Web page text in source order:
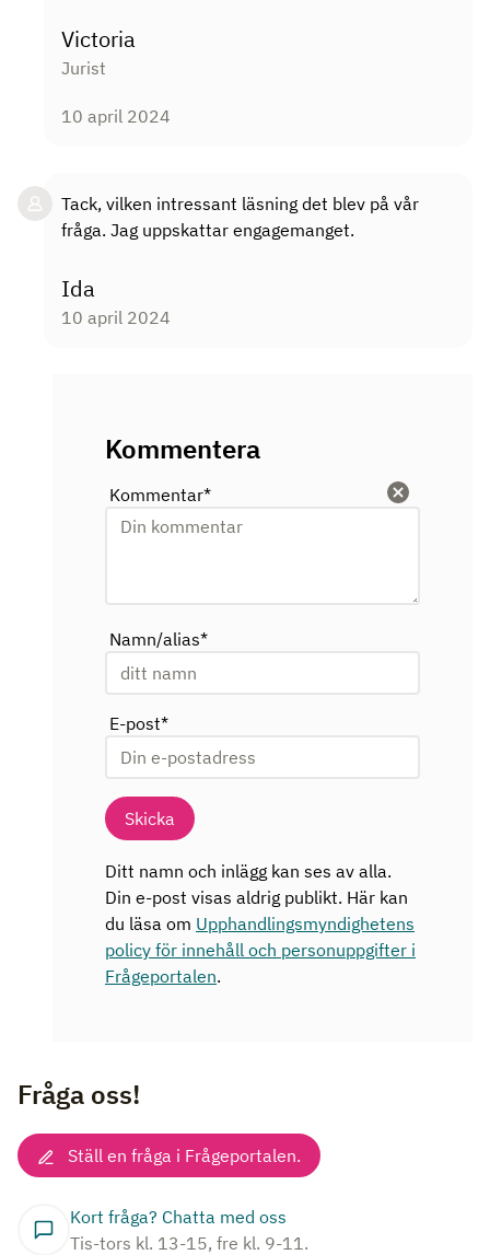
Victoria
Jurist
10 april 2024
Tack, vilken intressant läsning det blev på vår
fråga. Jag uppskattar engagemanget.
Ida
10 april 2024
Kommentera
Rensa
Kommentar*
Namn/alias*
E-post*
Skicka
Ditt namn och inlägg kan ses av alla.
Din e-post visas aldrig publikt. Här kan
du läsa om Upphandlingsmyndighetens
policy för innehåll och personuppgifter i
Frågeportalen.
Fråga oss!
Ställ en fråga i Frågeportalen.
Kort fråga? Chatta med oss
Tis-tors kl. 13-15, fre kl. 9-11.